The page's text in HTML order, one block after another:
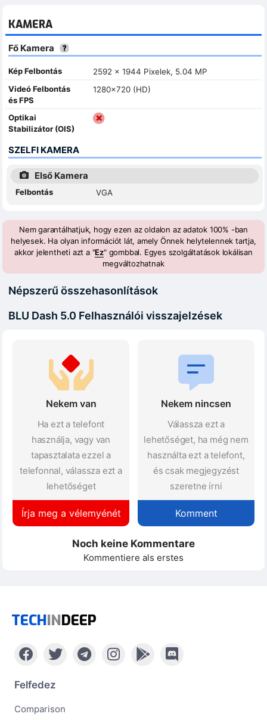
KAMERA
Fő Kamera
Kép Felbontás
2592 x 1944 Pixelek, 5.04 MP
Videó Felbontás
és FPS
1280x720 (HD)
Optikai
Stabilizátor (OIS)
SZELFI KAMERA
Első Kamera
Felbontás VGA
Nem garantálhatjuk, hogy ezen az oldalon az adatok 100% -ban
helyesek. Ha olyan információt lát, amely Önnek helytelennek tartja,
akkor jelentheti azt a "Ez" gombbal. Egyes szolgáltatások lokálisan
megváltozhatnak
Népszerű összehasonlítások
BLU Dash 5.0 Felhasználói visszajelzések
Nekem van
Ha ezt a telefont
használja, vagy van
tapasztalata ezzel a
telefonnal, válassza ezt a
lehetőséget
Írja meg a vélemyénét
Nekem nincsen
Válassza ezt a
lehetőséget, ha még nem
használta ezt a telefont,
és csak megjegyzést
szeretne írni
Komment
Noch keine Kommentare
Kommentiere als erstes
TECHINDEEP
Felfedez
Comparison